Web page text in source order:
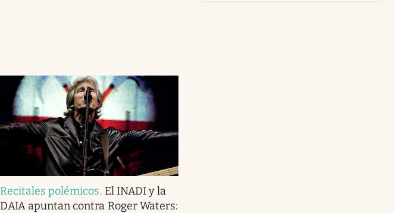
Recitales polémicos. El INADI y la
DAIA apuntan contra Roger Waters: